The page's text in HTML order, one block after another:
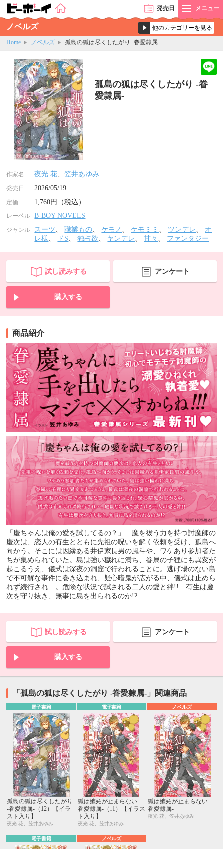
発売日 メニュー
ノベルズ
Home ノベルズ 孤島の狐は尽くしたがり -眷愛隷属-
孤島の狐は尽くしたがり -眷
愛隷属-
作家名 夜光 花、笠井あゆみ
発売日 2026/05/19
定価 1,760円（税込）
レーベル B-BOY NOVELS
ジャンル スーツ、職業もの、ケモノ 、ケモミミ 、 ツンデレ 、 オ
レ様、 ドS、独占欲、 ヤンデレ 、甘々 、 ファンタジー
試し読みする アンケート
購入する
商品紹介
「慶ちゃんは俺の愛を試してるの？」 魔を祓う力を持つ討魔師の
慶次は、恋人の有生とともに先祖の呪いを解く依頼を受け、孤島へ
向かう。そこには因縁ある井伊家長男の風斗や、ワケあり参加者た
ちが集められていた。島は強い穢れに満ち、眷属の子狸にも異変が
起こるうえ、儀式は深夜の洞窟で行われることに。逃げ場のない島
で不可解な事件に巻き込まれ、疑心暗鬼が広がる中、儀式は止めら
れず続行され…。危険な状況で試される二人の愛と絆!! 有生は慶
次を守り抜き、無事に島を出られるのか!?
試し読みする アンケート
購入する
「孤島の狐は尽くしたがり -眷愛隷属-」関連商品
電子書籍
孤島の狐は尽くしたがり
-眷愛隷属-（12）【イラ
スト入り】
夜光 花、笠井あゆみ
電子書籍
狐は嫉妬が止まらない -
眷愛隷属-（11）【イラス
ト入り】
夜光 花、笠井あゆみ
ノベルズ
狐は嫉妬が止まらない -
眷愛隷属-
夜光 花、笠井あゆみ
電子書籍 ノベルズ